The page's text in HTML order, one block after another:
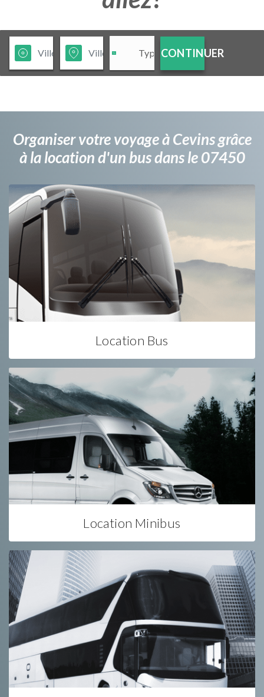
CONTINUER
Organiser votre voyage à Cevins grâce
à la location d'un bus dans le 07450
Location Bus
Location Minibus